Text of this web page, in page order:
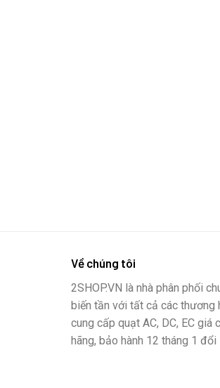
Về chúng tôi
2SHOP.VN là nhà phân phối
biến tần với tất cả các thương
cung cấp quạt AC, DC, EC giá
hãng, bảo hành 12 tháng 1 đổi